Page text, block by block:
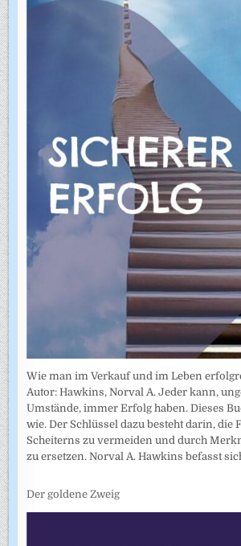
Wie man im Verkauf und im Leben
Autor: Hawkins, Norval A. Jeder kann,
Umstände, immer Erfolg haben. Dieses
wie. Der Schlüssel dazu besteht darin, die
Scheiterns zu vermeiden und durch
zu ersetzen. Norval A. Hawkins befasst
Der goldene Zweig